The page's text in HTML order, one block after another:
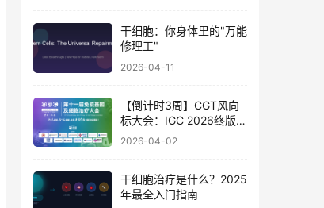
干细胞：你身体里的"万能
修理工"
2026-04-11
【倒计时3周】CGT风向
标大会：IGC 2026终版议
程公布！合规与创新如何
2026-04-02
干细胞治疗是什么？2025
年最全入门指南